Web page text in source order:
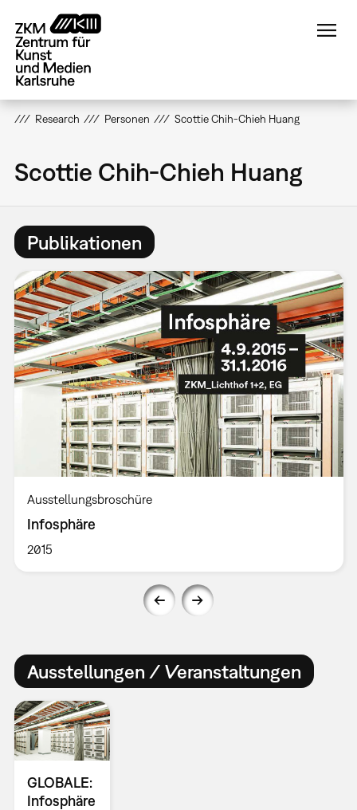
zum
Inhalt
Research Personen Scottie Chih-Chieh Huang
Scottie Chih-Chieh Huang
Publikationen
Ausstellungsbroschüre
Infosphäre
2015
Ausstellungen / Veranstaltungen
GLOBALE:
Infosphäre